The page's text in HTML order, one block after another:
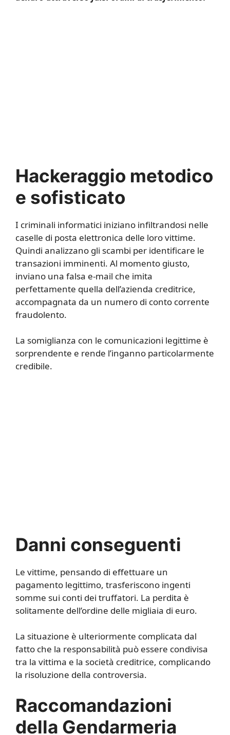
Hackeraggio metodico
e sofisticato
I criminali informatici iniziano infiltrandosi nelle
caselle di posta elettronica delle loro vittime.
Quindi analizzano gli scambi per identificare le
transazioni imminenti. Al momento giusto,
inviano una falsa e-mail che imita
perfettamente quella dell’azienda creditrice,
accompagnata da un numero di conto corrente
fraudolento.
La somiglianza con le comunicazioni legittime è
sorprendente e rende l’inganno particolarmente
credibile.
Danni conseguenti
Le vittime, pensando di effettuare un
pagamento legittimo, trasferiscono ingenti
somme sui conti dei truffatori. La perdita è
solitamente dell’ordine delle migliaia di euro.
La situazione è ulteriormente complicata dal
fatto che la responsabilità può essere condivisa
tra la vittima e la società creditrice, complicando
la risoluzione della controversia.
Raccomandazioni
della Gendarmeria